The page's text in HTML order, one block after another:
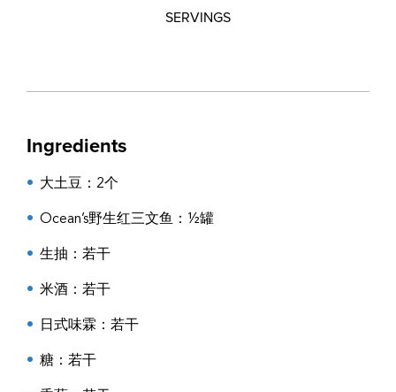
SERVINGS
Ingredients
大土豆：2个
Ocean’s野生红三文鱼 ：½罐
生抽：若干
米酒：若干
日式味霖 ：若干
糖 ：若干